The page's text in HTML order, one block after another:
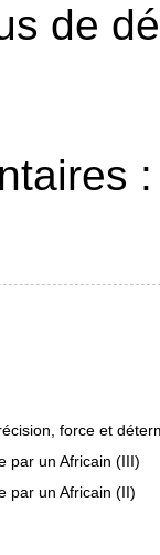
de
force et
par un Africain (III)
par un Africain (II)